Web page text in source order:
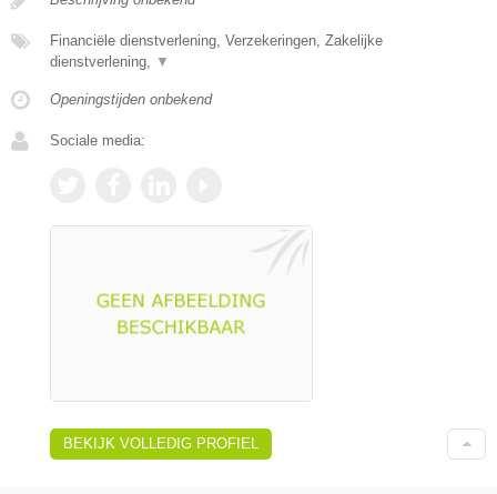
Financiële dienstverlening, Verzekeringen, Zakelijke
dienstverlening, ▼
Openingstijden onbekend
Sociale media:
BEKIJK VOLLEDIG PROFIEL